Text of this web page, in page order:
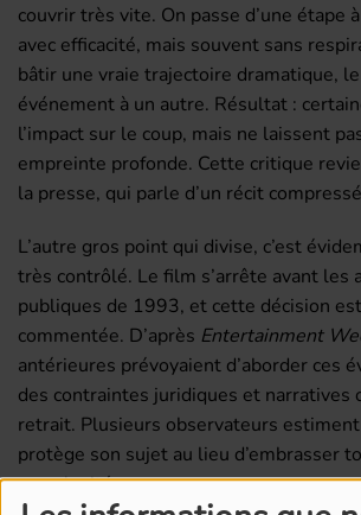
couvrir très vite. On passe d’une étape
avec efficacité, mais souvent sans
bâtir une vraie trajectoire dramatique,
événement à un autre. Résultat :
l’impact sur le coup, mais ne laissent
empreinte profonde. Cette critique
la presse, qui parle d’un récit
L’autre gros point qui divise, c’est
très contrôlé. Le film s’arrête avant les
publiques de 1993, et cette décision
commentée. D’après Entertainment
antérieures prévoyaient d’aborder ces
des contraintes juridiques et narratives
retrait. Plusieurs observateurs
protège son sujet au lieu d’embrasser
complexité.